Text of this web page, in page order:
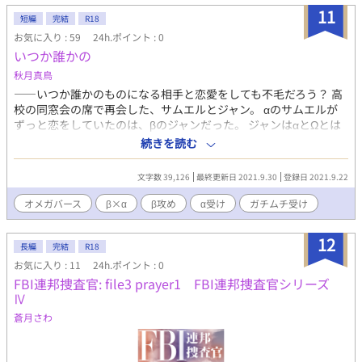
していたアメリカを舞台に事件を捜査するFBI連邦捜査官たちの物
語、第二弾、電子書籍の試し読みです。 表紙イラストは長月京子
様です。
11
短編 完結 R18
お気に入り : 59 24h.ポイント : 0
いつか誰かの
秋月真鳥
――いつか誰かのものになる相手と恋愛をしても不毛だろう？ 高
校の同窓会の席で再会した、サムエルとジャン。 αのサムエルが
ずっと恋をしていたのは、βのジャンだった。 ジャンはαとΩとは
恋愛をしない主義で、それでも諦められないサムエルはジャンを
追いかける。 β×αの異色オメガバースの海外ドラマ風BL。 ※オ
メガバース設定ですが、攻めはβ、受けはαとなります。 ※苦手な
方はご注意ください。 ※ムーンライトノベルズ様、pixiv様にも掲
載しています。
続きを読む
文字数 39,126 最終更新日 2021.9.30 登録日 2021.9.22
オメガバース β×α β攻め α受け ガチムチ受け
12
長編 完結 R18
お気に入り : 11 24h.ポイント : 0
FBI連邦捜査官: file3 prayer1 FBI連邦捜査官シリーズ
Ⅳ
蒼月さわ